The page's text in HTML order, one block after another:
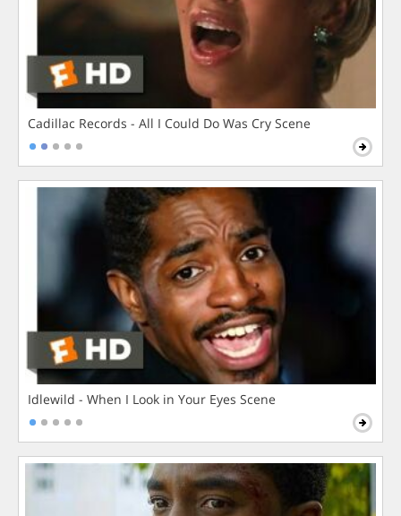
Cadillac Records - All I Could Do Was Cry Scene
Idlewild - When I Look in Your Eyes Scene